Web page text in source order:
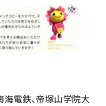
電鉄、帝塚山学院大